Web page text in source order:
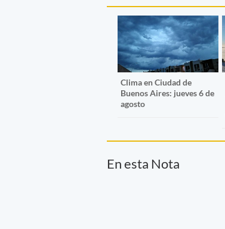
Clima en Ciudad de
Buenos Aires: jueves 6 de
agosto
En esta Nota